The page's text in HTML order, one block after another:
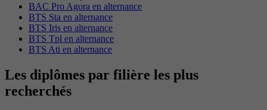
BAC Pro Agora en alternance
BTS Sta en alternance
BTS Iris en alternance
BTS Tpl en alternance
BTS Ati en alternance
Les diplômes par filière les plus
recherchés